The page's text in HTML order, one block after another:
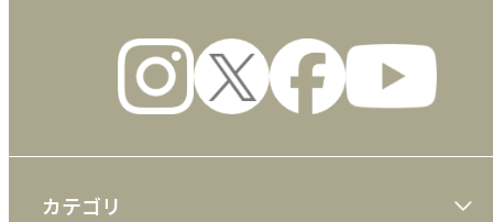
カテゴリ